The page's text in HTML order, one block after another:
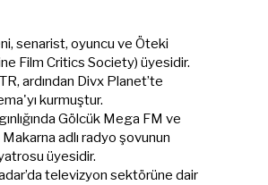
senarist, oyuncu ve Öteki
Film Critics Society) üyesidir.
ardından Divx Planet’te
kurmuştur.
Gölcük Mega FM ve
Makarna adlı radyo şovunun
üyesidir.
televizyon sektörüne dair